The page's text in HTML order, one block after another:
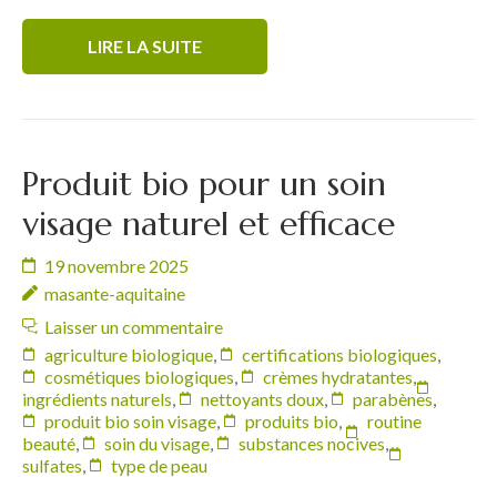
LIRE LA SUITE
Produit bio pour un soin
visage naturel et efficace
19 novembre 2025
masante-aquitaine
Laisser un commentaire
agriculture biologique, certifications biologiques,
cosmétiques biologiques, crèmes hydratantes,
ingrédients naturels, nettoyants doux, parabènes,
produit bio soin visage, produits bio,
routine
beauté, soin du visage, substances nocives,
sulfates, type de peau